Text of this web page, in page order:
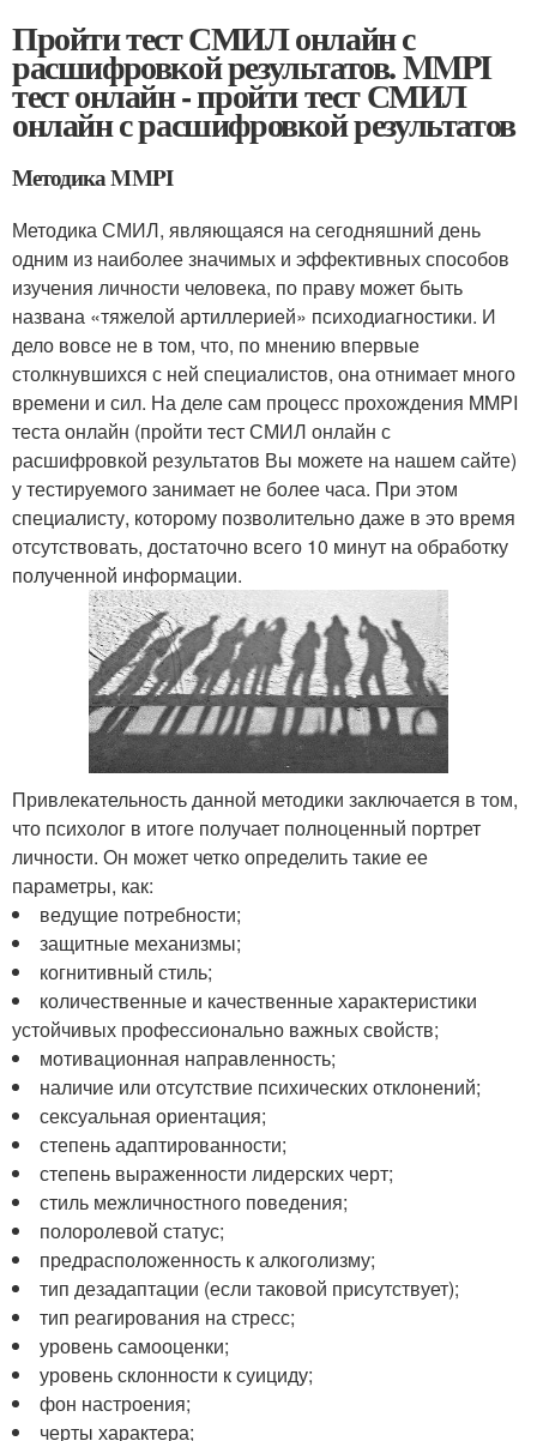
Пройти тест СМИЛ онлайн с
расшифровкой результатов. MMPI
тест онлайн - пройти тест СМИЛ
онлайн с расшифровкой результатов
Методика MMPI
Методика СМИЛ, являющаяся на сегодняшний день
одним из наиболее значимых и эффективных способов
изучения личности человека, по праву может быть
названа «тяжелой артиллерией» психодиагностики. И
дело вовсе не в том, что, по мнению впервые
столкнувшихся с ней специалистов, она отнимает много
времени и сил. На деле сам процесс прохождения MMPI
теста онлайн (пройти тест СМИЛ онлайн с
расшифровкой результатов Вы можете на нашем сайте)
у тестируемого занимает не более часа. При этом
специалисту, которому позволительно даже в это время
отсутствовать, достаточно всего 10 минут на обработку
полученной информации.
Привлекательность данной методики заключается в том,
что психолог в итоге получает полноценный портрет
личности. Он может четко определить такие ее
параметры, как:
ведущие потребности;
защитные механизмы;
когнитивный стиль;
количественные и качественные характеристики
устойчивых профессионально важных свойств;
мотивационная направленность;
наличие или отсутствие психических отклонений;
сексуальная ориентация;
степень адаптированности;
степень выраженности лидерских черт;
стиль межличностного поведения;
полоролевой статус;
предрасположенность к алкоголизму;
тип дезадаптации (если таковой присутствует);
тип реагирования на стресс;
уровень самооценки;
уровень склонности к суициду;
фон настроения;
черты характера;